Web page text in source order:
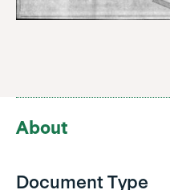
About
Document Type